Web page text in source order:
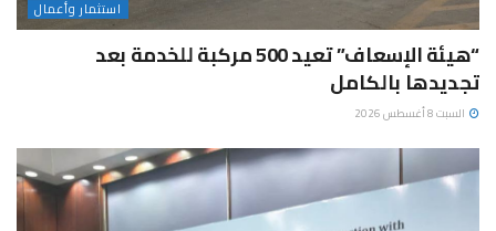
استثمار وأعمال
“هيئة الإسعاف” تعيد 500 مركبة للخدمة بعد
تجديدها بالكامل
السبت 8 أغسطس 2026